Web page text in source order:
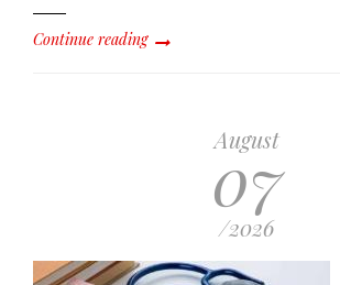
Continue reading
August
07
/2026